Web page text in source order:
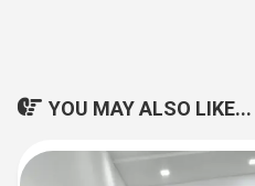
YOU MAY ALSO LIKE...